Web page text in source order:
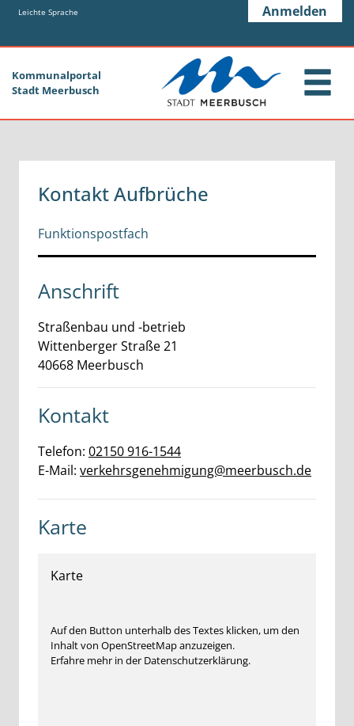
Zum Hauptinhalt springen
Zum Header
Zum Hauptinhalt
Zum Footer
Leichte Sprache Anmelden
Kommunalportal
Stadt Meerbusch
Kontakt Aufbrüche
Funktionspostfach
Anschrift
Straßenbau und -betrieb
Wittenberger Straße21
40668 Meerbusch
Kontakt
Telefon: 02150 916-1544
E-Mail: verkehrsgenehmigung@meerbusch.de
Karte
Karte
Auf den Button unterhalb des Textes klicken, um den
Inhalt von OpenStreetMap anzuzeigen.
Erfahre mehr in der Datenschutzerklärung.